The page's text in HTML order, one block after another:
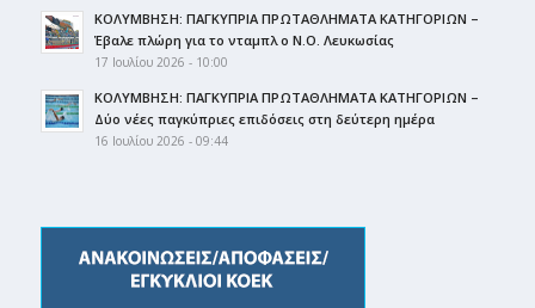
ΚΟΛΥΜΒΗΣΗ: ΠΑΓΚΥΠΡΙΑ ΠΡΩΤΑΘΛΗΜΑΤΑ ΚΑΤΗΓΟΡΙΩΝ –
Έβαλε πλώρη για το νταμπλ ο Ν.Ο. Λευκωσίας
17 Ιουλίου 2026 - 10:00
ΚΟΛΥΜΒΗΣΗ: ΠΑΓΚΥΠΡΙΑ ΠΡΩΤΑΘΛΗΜΑΤΑ ΚΑΤΗΓΟΡΙΩΝ –
Δύο νέες παγκύπριες επιδόσεις στη δεύτερη ημέρα
16 Ιουλίου 2026 - 09:44